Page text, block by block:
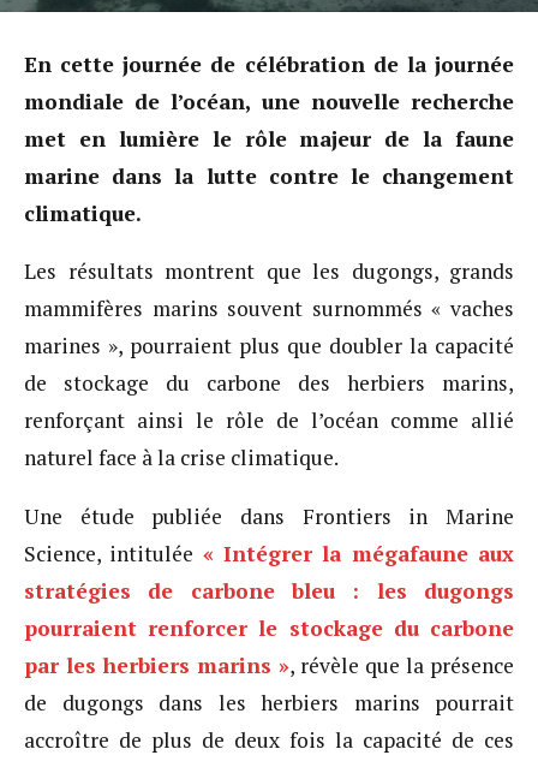
En cette journée de célébration de la journée
mondiale de l’océan, une nouvelle recherche
met en lumière le rôle majeur de la faune
marine dans la lutte contre le changement
climatique.
Les résultats montrent que les dugongs, grands
mammifères marins souvent surnommés « vaches
marines », pourraient plus que doubler la capacité
de stockage du carbone des herbiers marins,
renforçant ainsi le rôle de l’océan comme allié
naturel face à la crise climatique.
Une étude publiée dans Frontiers in Marine
Science, intitulée « Intégrer la mégafaune aux
stratégies de carbone bleu : les dugongs
pourraient renforcer le stockage du carbone
par les herbiers marins », révèle que la présence
de dugongs dans les herbiers marins pourrait
accroître de plus de deux fois la capacité de ces